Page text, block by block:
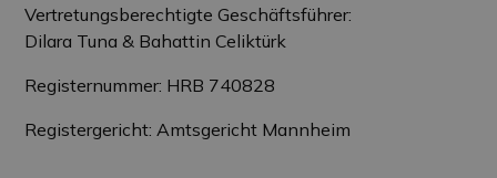
Vertretungsberechtigte Geschäftsführer:
Dilara Tuna & Bahattin Celiktürk
Registernummer: HRB 740828
Registergericht: Amtsgericht Mannheim